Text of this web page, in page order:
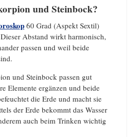
und Steinbock?
60 Grad (Aspekt Sextil)
Abstand wirkt harmonisch,
passen und weil beide
und Steinbock passen gut
Elemente ergänzen und beide
die Erde und macht sie
der Erde bekommt das Wasser
auch beim Trinken wichtig